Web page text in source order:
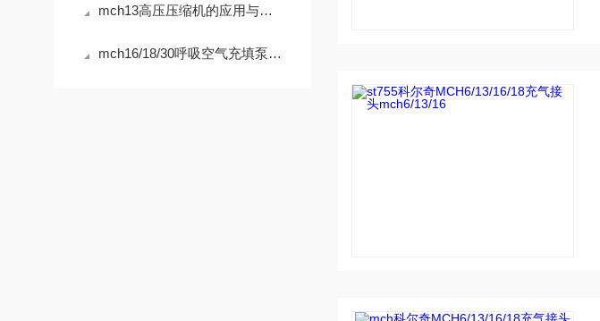
mch13高压压缩机的应用与安装
mch16/18/30呼吸空气充填泵的操作规程